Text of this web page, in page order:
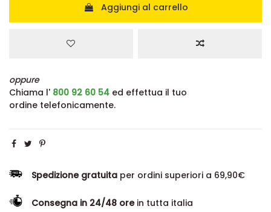
Aggiungi al carrello
oppure
Chiama l' 800 92 60 54 ed effettua il tuo
ordine telefonicamente.
Spedizione gratuita per ordini superiori a 69,90€
Consegna in 24/48 orein tutta italia